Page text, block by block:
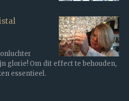
glorie! Om dit effect te behouden,
essentieel.